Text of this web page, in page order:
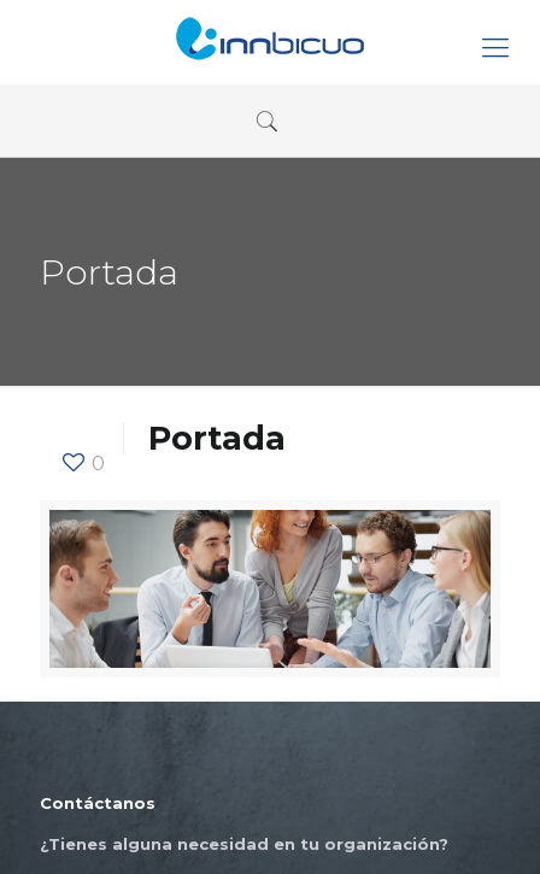
Portada
0
Portada
Contáctanos
¿Tienes alguna necesidad en tu organización?